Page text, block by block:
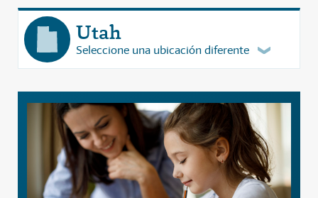
Utah
Seleccione una ubicación diferente